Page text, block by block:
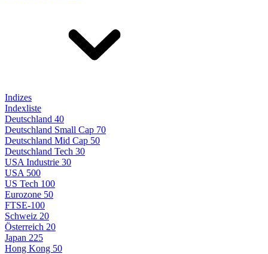
Indizes
Indexliste
Deutschland 40
Deutschland Small Cap 70
Deutschland Mid Cap 50
Deutschland Tech 30
USA Industrie 30
USA 500
US Tech 100
Eurozone 50
FTSE-100
Schweiz 20
Österreich 20
Japan 225
Hong Kong 50